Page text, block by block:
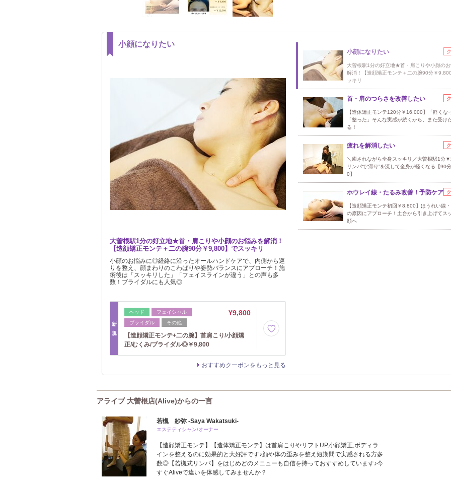
小顔になりたい
大曽根駅1分の好立地★首・肩こりや小顔のお悩みを解消！
【造顔矯正モンテ＋二の腕90分￥9,800】でスッキリ
小顔のお悩みに◎経絡に沿ったオールハンドケアで、内側から巡
りを整え、顔まわりのこわばりや姿勢バランスにアプローチ！施
術後は「スッキリした」「フェイスラインが違う」との声も多
数！ブライダルにも人気◎
新
規
ヘッド
フェイシャル
ブライダル
その他
¥9,800
【造顔矯正モンテ+二の腕】首肩こり/小顔矯
正/むくみ/ブライダル◎￥9,800
おすすめクーポンをもっと見る
小顔になりたい
大曽根駅1分の好立地★首・肩こりや小顔の
解消！【造顔矯正モンテ＋二の腕90分￥
ッキリ
首・肩のつらさを改善したい
【造体矯正モンテ120分￥16,000】「軽くな
「整った」そんな実感が続くから、また受け
る！
疲れを解消したい
＼癒されながら全身スッキリ／大曽根駅1分
リンパで“滞り”を流して全身が軽くなる【90
0】
ホウレイ線・たるみ改善！予防ケア
【造顔矯正モンテ初回￥8,800】ほうれい線
の原因にアプローチ！土台から引き上げてス
顔へ
アライブ 大曽根店(Alive)からの一言
若槻 紗弥 -Saya Wakatsuki-
エステティシャン/オーナー
【造顔矯正モンテ】【造体矯正モンテ】は首肩こりやリフトUP,小顔矯正,ボディラ
インを整えるのに効果的と大好評です♪顔や体の歪みを整え短期間で実感される方多
数◎【若槻式リンパ】をはじめどのメニューも自信を持っておすすめしています♪今
すぐAliveで違いを体感してみませんか？